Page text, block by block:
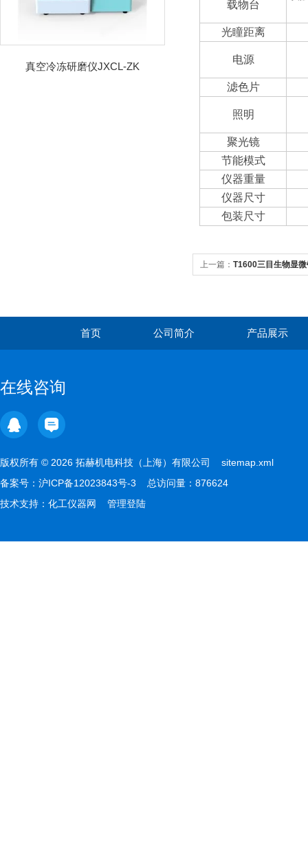
真空冷冻研磨仪JXCL-ZK
载物台
光瞳距离
电源
滤色片
照明
聚光镜
节能模式
仪器重量
仪器尺寸
包装尺寸
上一篇： T1600三目生物显
首页 公司简介 产品展示
在线咨询
版权所有 © 2026 拓赫机电科技（上海）有限公司 sitemap.xml
备案号： 沪ICP备12023843号-3 总访问量：876624
技术支持： 化工仪器网 管理登陆